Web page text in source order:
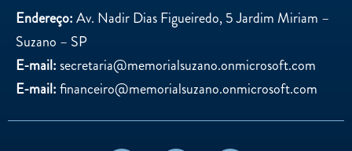
Endereço:Av. Nadir Dias Figueiredo, 5 Jardim Miriam –
Suzano – SP
E-mail:secretaria@memorialsuzano.onmicrosoft.com
E-mail:financeiro@memorialsuzano.onmicrosoft.com